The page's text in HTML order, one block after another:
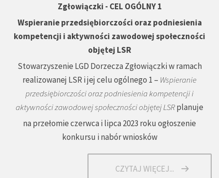
Zgłowiączki - CEL OGÓLNY 1
Wspieranie przedsiębiorczości oraz podniesienia
kompetencji i aktywności zawodowej społeczności
objętej LSR
Stowarzyszenie LGD Dorzecza Zgłowiączki w ramach
realizowanej LSR i jej celu ogólnego 1 – Wspieranie
przedsiębiorczości oraz podniesienia kompetencji i
aktywności zawodowej społeczności objętej LSRplanuje
na przełomie czerwca i lipca 2023 roku ogłoszenie
konkursu i nabór wniosków
CZYTAJ WIĘCEJ...